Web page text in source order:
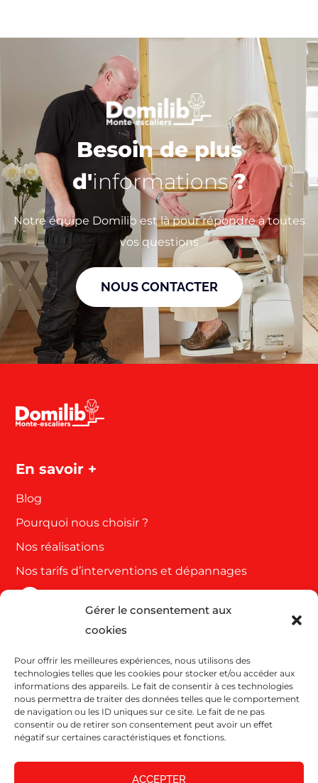
Gérer le consentement aux
cookies
Pour offrir les meilleures expériences, nous utilisons des
technologies telles que les cookies pour stocker et/ou accéder aux
informations des appareils. Le fait de consentir à ces technologies
nous permettra de traiter des données telles que le comportement
de navigation ou les ID uniques sur ce site. Le fait de ne pas
consentir ou de retirer son consentement peut avoir un effet
négatif sur certaines caractéristiques et fonctions.
ACCEPTER
Besoin de plus
d'informations?
Notre équipe Domilib est là pour répondre à toutes
vos questions
NOUS CONTACTER
En savoir +
Blog
Pourquoi nous choisir ?
Nos réalisations
Nos tarifs d’interventions et dépannages
Côte d'azur et Var
06110 Le Cannet
04 93 43 38 46
Bouches du Rhône, Vaucluse, Alpes, Gard et
Hérault Drôme